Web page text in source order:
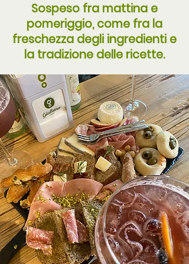
Sospeso fra mattina e
pomeriggio, come fra la
freschezza degli ingredienti e
la tradizione delle ricette.